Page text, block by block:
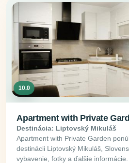
10.0
Apartment with Private
Destinácia: Liptovský Mikuláš
Apartment with Private Garden
destinácii Liptovský Mikuláš,
vybavenie, fotky a ďalšie informácie.